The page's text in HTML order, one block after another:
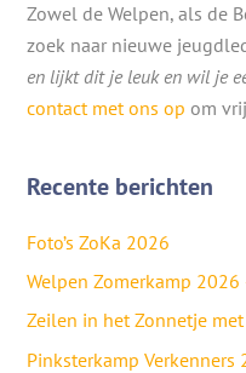
Zowel de Welpen, als de
zoek naar nieuwe
en lijkt dit je leuk en wil je
contact met ons op om
Recente berichten
Foto’s ZoKa 2026
Welpen Zomerkamp
Zeilen in het Zonnetje
Pinksterkamp Verkenners